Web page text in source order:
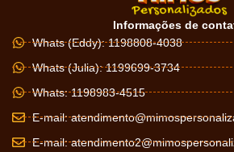
Informações de
Whats (Eddy): 1198808-4038
Whats (Julia): 1199699-3734
Whats: 1198983-4515
E-mail:
E-mail: